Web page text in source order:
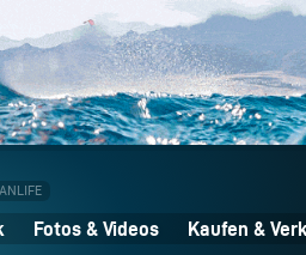
Fotos & Videos Kaufen &